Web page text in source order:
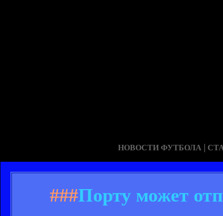
НОВОСТИ ФУТБОЛА |
###Порту может